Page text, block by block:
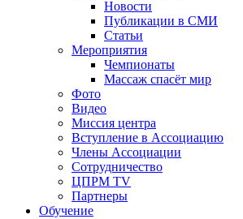
Новости
Публикации в СМИ
Статьи
Мероприятия
Чемпионаты
Массаж спасёт мир
Фото
Видео
Миссия центра
Вступление в Ассоциацию
Члены Ассоциации
Сотрудничество
ЦПРМ TV
Партнеры
Oбучение